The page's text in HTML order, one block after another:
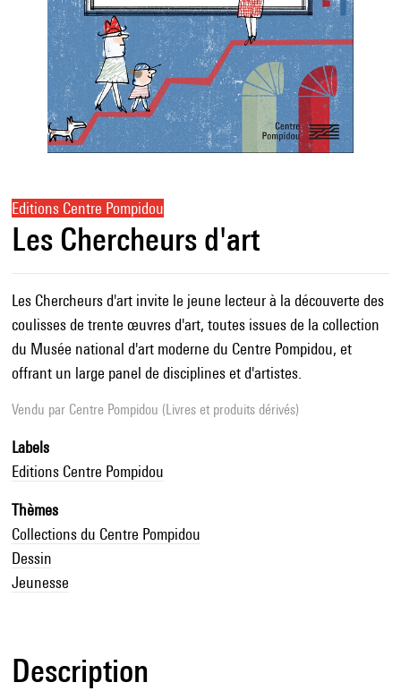
Editions Centre Pompidou
Les Chercheurs d'art
Les Chercheurs d'art invite le jeune lecteur à la découverte des
coulisses de trente œuvres d'art, toutes issues de la collection
du Musée national d'art moderne du Centre Pompidou, et
offrant un large panel de disciplines et d'artistes.
Vendu par Centre Pompidou (Livres et produits dérivés)
Labels
Editions Centre Pompidou
Thèmes
Collections du Centre Pompidou
Dessin
Jeunesse
Description